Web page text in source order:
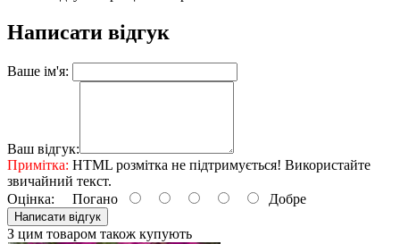
Написати відгук
Ваше ім'я:
Ваш відгук:
Примітка: HTML розмітка не підтримується! Використайте
звичайний текст.
Оцінка: Погано Добре
Написати відгук
З цим товаром також купують